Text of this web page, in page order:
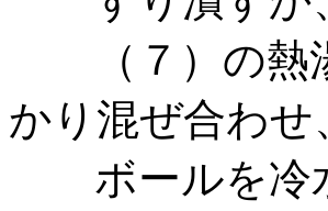
（７）の熱湯
かり混ぜ合わせ
ボールを冷水